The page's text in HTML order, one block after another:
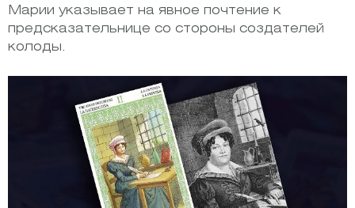
Марии указывает на явное почтение к
предсказательнице со стороны создателей
колоды.